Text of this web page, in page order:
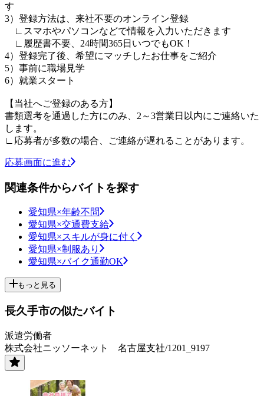
す
3）登録方法は、来社不要のオンライン登録
∟スマホやパソコンなどで情報を入力いただきます
∟履歴書不要、24時間365日いつでもOK！
4）登録完了後、希望にマッチしたお仕事をご紹介
5）事前に職場見学
6）就業スタート
【当社へご登録のある方】
書類選考を通過した方にのみ、2～3営業日以内にご連絡いた
します。
∟応募者が多数の場合、ご連絡が遅れることがあります。
応募画面に進む
関連条件からバイトを探す
愛知県×年齢不問
愛知県×交通費支給
愛知県×スキルが身に付く
愛知県×制服あり
愛知県×バイク通勤OK
もっと見る
長久手市の似たバイト
派遣労働者
株式会社ニッソーネット 名古屋支社/1201_9197